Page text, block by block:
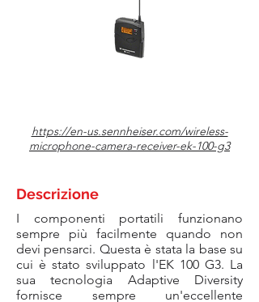
https://en-us.sennheiser.com/wireless-
microphone-camera-receiver-ek-100-g3
Descrizione
I componenti portatili funzionano
sempre più facilmente quando non
devi pensarci. Questa è stata la base su
cui è stato sviluppato l'EK 100 G3. La
sua tecnologia Adaptive Diversity
fornisce sempre un'eccellente